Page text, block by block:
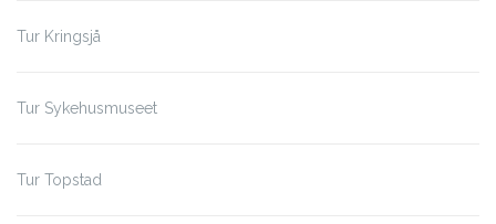
Tur Kringsjå
Tur Sykehusmuseet
Tur Topstad